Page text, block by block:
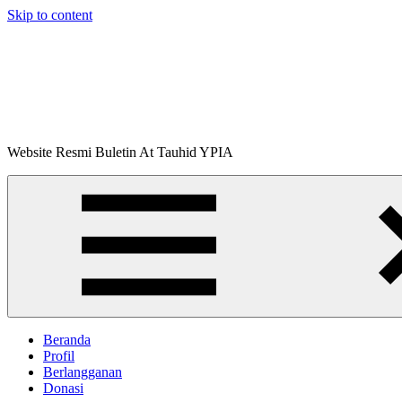
Skip to content
Buletin
Website Resmi Buletin At Tauhid YPIA
Beranda
Profil
Berlangganan
Donasi